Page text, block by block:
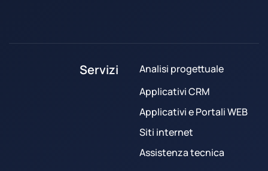
Servizi
Analisi progettuale
Applicativi CRM
Applicativi e Portali WEB
Siti internet
Assistenza tecnica